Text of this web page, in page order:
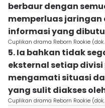
berbaur dengan
memperluas jaringan
informasi yang
Cuplikan drama Reborn Rookie
5. Ia bahkan tidak
eksternal setiap
mengamati situasi
yang sulit diakses
Cuplikan drama Reborn Rookie